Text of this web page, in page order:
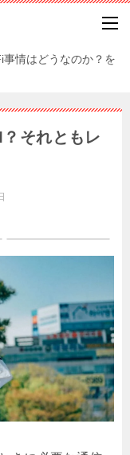
情はどうなのか？を
それともレ